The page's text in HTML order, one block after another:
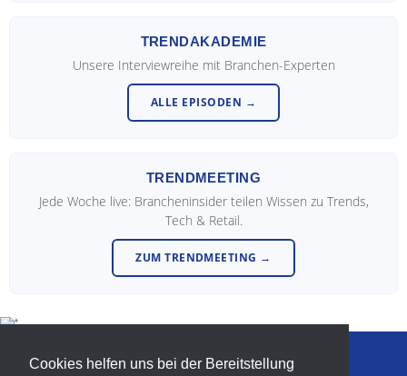
Cookies helfen uns bei der Bereitstellung
TRENDAKADEMIE
Unsere Interviewreihe mit Branchen-Experten
ALLE EPISODEN →
TRENDMEETING
Jede Woche live: Brancheninsider teilen Wissen zu Trends,
Tech & Retail.
ZUM TRENDMEETING →